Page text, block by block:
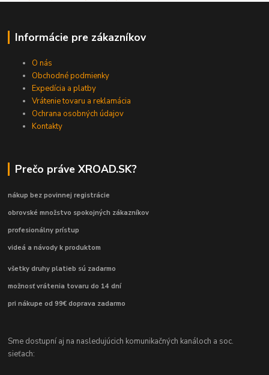
Informácie pre zákazníkov
O nás
Obchodné podmienky
Expedícia a platby
Vrátenie tovaru a reklamácia
Ochrana osobných údajov
Kontakty
Prečo práve XROAD.SK?
nákup bez povinnej registrácie
obrovské množstvo spokojných zákazníkov
profesionálny prístup
videá a návody k produktom
všetky druhy platieb sú zadarmo
možnosť vrátenia tovaru do 14 dní
pri nákupe od 99€ doprava zadarmo
Sme dostupní aj na nasledujúcich komunikačných kanáloch a soc.
sieťach: